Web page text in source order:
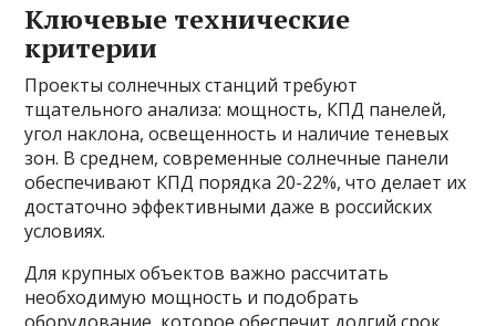
Ключевые технические
критерии
Проекты солнечных станций требуют
тщательного анализа: мощность, КПД панелей,
угол наклона, освещенность и наличие теневых
зон. В среднем, современные солнечные панели
обеспечивают КПД порядка 20-22%, что делает их
достаточно эффективными даже в российских
условиях.
Для крупных объектов важно рассчитать
необходимую мощность и подобрать